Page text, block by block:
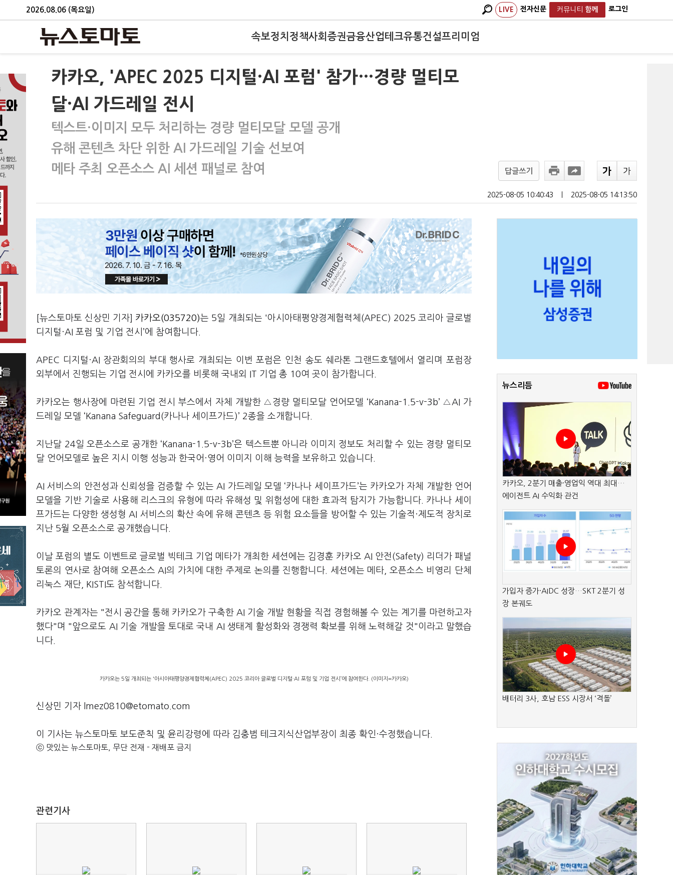
2026.08.06 (목요일) LIVE 전자신문 커뮤니티 함께 로그인
속보정치 정책사회 증권금융산업테크유통건설프리미엄
카카오, 'APEC 2025 디지털·AI 포럼' 참가…경량 멀티모
달·AI 가드레일 전시
텍스트·이미지 모두 처리하는 경량 멀티모달 모델 공개
유해 콘텐츠 차단 위한 AI 가드레일 기술 선보여
메타 주최 오픈소스 AI 세션 패널로 참여
답글쓰기
2025-08-05 10:40:43 2025-08-05 14:13:50
[뉴스토마토 신상민 기자] 카카오(035720)는 5일 개최되는 '아시아태평양경제협력체(APEC) 2025 코리아 글로벌
디지털·AI 포럼 및 기업 전시’에 참여합니다.
APEC 디지털·AI 장관회의의 부대 행사로 개최되는 이번 포럼은 인천 송도 쉐라톤 그랜드호텔에서 열리며 포럼장
외부에서 진행되는 기업 전시에 카카오를 비롯해 국내외 IT 기업 총 10여 곳이 참가합니다.
카카오는 행사장에 마련된 기업 전시 부스에서 자체 개발한 △경량 멀티모달 언어모델 ‘Kanana-1.5-v-3b’ △AI 가
드레일 모델 ‘Kanana Safeguard(카나나 세이프가드)’ 2종을 소개합니다.
지난달 24일 오픈소스로 공개한 ‘Kanana-1.5-v-3b’은 텍스트뿐 아니라 이미지 정보도 처리할 수 있는 경량 멀티모
달 언어모델로 높은 지시 이행 성능과 한국어·영어 이미지 이해 능력을 보유하고 있습니다.
AI 서비스의 안전성과 신뢰성을 검증할 수 있는 AI 가드레일 모델 ‘카나나 세이프가드’는 카카오가 자체 개발한 언어
모델을 기반 기술로 사용해 리스크의 유형에 따라 유해성 및 위험성에 대한 효과적 탐지가 가능합니다. 카나나 세이
프가드는 다양한 생성형 AI 서비스의 확산 속에 유해 콘텐츠 등 위험 요소들을 방어할 수 있는 기술적·제도적 장치로
지난 5월 오픈소스로 공개했습니다.
이날 포럼의 별도 이벤트로 글로벌 빅테크 기업 메타가 개최한 세션에는 김경훈 카카오 AI 안전(Safety) 리더가 패널
토론의 연사로 참여해 오픈소스 AI의 가치에 대한 주제로 논의를 진행합니다. 세션에는 메타, 오픈소스 비영리 단체
리눅스 재단, KISTI도 참석합니다.
카카오 관계자는 "전시 공간을 통해 카카오가 구축한 AI 기술 개발 현황을 직접 경험해볼 수 있는 계기를 마련하고자
했다"며 "앞으로도 AI 기술 개발을 토대로 국내 AI 생태계 활성화와 경쟁력 확보를 위해 노력해갈 것"이라고 말했습
니다.
카카오는 5일 개최되는 '아시아태평양경제협력체(APEC) 2025 코리아 글로벌 디지털·AI 포럼 및 기업 전시’에 참여한다. (이미지=카카오)
신상민 기자 lmez0810@etomato.com
이 기사는 뉴스토마토 보도준칙 및 윤리강령에 따라 김충범 테크지식산업부장이 최종 확인·수정했습니다.
ⓒ 맛있는 뉴스토마토, 무단 전재 - 재배포 금지
관련기사
뉴스리듬
카카오, 2분기 매출·영업익 역대 최대…
에이전트 AI 수익화 관건
가입자 증가·AIDC 성장…SKT 2분기 성
장 본궤도
배터리 3사, 호남 ESS 시장서 ‘격돌’